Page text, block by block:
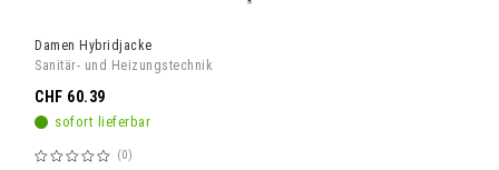
Damen Hybridjacke
Sanitär- und Heizungstechnik
sofort lieferbar
Bewertung:
0
CHF 60.39